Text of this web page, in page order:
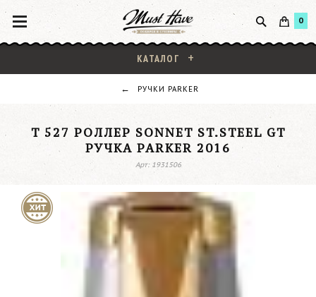
0
КАТАЛОГ
РУЧКИ PARKER
T 527 РОЛЛЕР SONNET ST.STEEL GT
РУЧКА PARKER 2016
Арт: 1931506